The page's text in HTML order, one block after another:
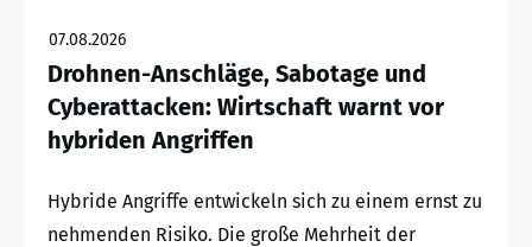
07.08.2026
Drohnen-Anschläge, Sabotage und
Cyberattacken: Wirtschaft warnt vor
hybriden Angriffen
Hybride Angriffe entwickeln sich zu einem ernst zu
nehmenden Risiko. Die große Mehrheit der